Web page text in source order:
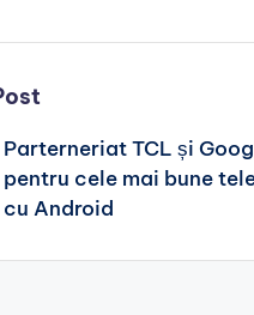
Parterneriat TCL și
pentru cele mai bune
cu Android